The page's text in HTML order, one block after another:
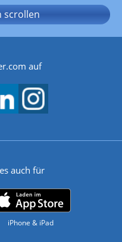
scrollen
auf
auch für
iPhone & iPad